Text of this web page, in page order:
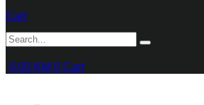
Cart
0,00 KM 0 Cart